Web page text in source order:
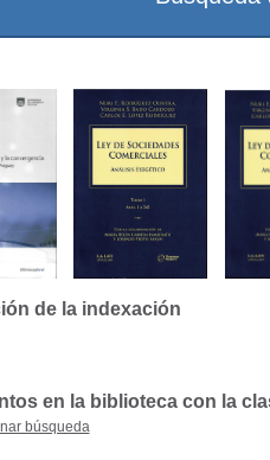
de la indexación
en la biblioteca con la
búsqueda